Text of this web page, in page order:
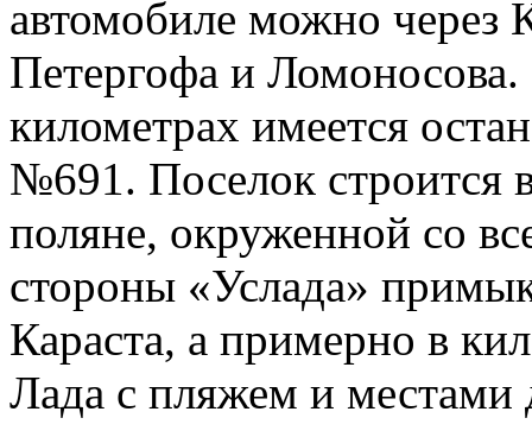
автомобиле можно через
Петергофа и
километрах имеется
№691. Поселок строится
поляне, окруженной со
стороны «Услада»
Караста, а примерно в
Лада с пляжем и местами